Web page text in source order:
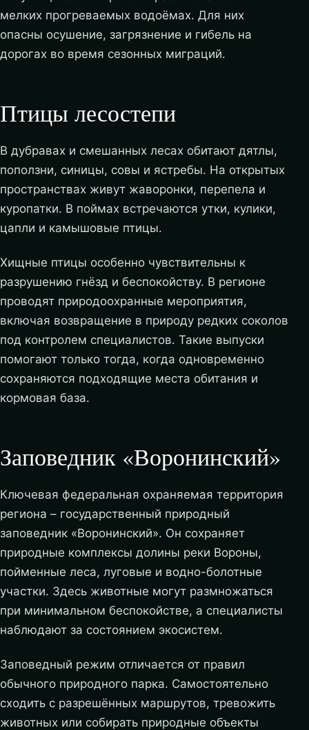
мелких прогреваемых водоёмах. Для них
опасны осушение, загрязнение и гибель на
дорогах во время сезонных миграций.
Птицы лесостепи
В дубравах и смешанных лесах обитают дятлы,
поползни, синицы, совы и ястребы. На открытых
пространствах живут жаворонки, перепела и
куропатки. В поймах встречаются утки, кулики,
цапли и камышовые птицы.
Хищные птицы особенно чувствительны к
разрушению гнёзд и беспокойству. В регионе
проводят природоохранные мероприятия,
включая возвращение в природу редких соколов
под контролем специалистов. Такие выпуски
помогают только тогда, когда одновременно
сохраняются подходящие места обитания и
кормовая база.
Заповедник «Воронинский»
Ключевая федеральная охраняемая территория
региона – государственный природный
заповедник «Воронинский». Он сохраняет
природные комплексы долины реки Вороны,
пойменные леса, луговые и водно-болотные
участки. Здесь животные могут размножаться
при минимальном беспокойстве, а специалисты
наблюдают за состоянием экосистем.
Заповедный режим отличается от правил
обычного природного парка. Самостоятельно
сходить с разрешённых маршрутов, тревожить
животных или собирать природные объекты